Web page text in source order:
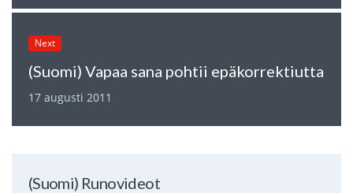
Next
(Suomi) Vapaa sana pohtii epäkorrektiutta
17 augusti 2011
(Suomi) Runovideot